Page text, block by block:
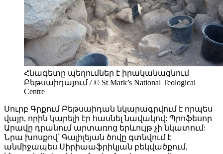
Հնագետը պեղումներ է իրականացնում
Բեթսաիդայում / © St Mark’s National Teological
Centre
Սուրբ Գրքում Բեթսաիդան նկարագրվում է որպես
վայր, որին կարելի էր հասնել նավակով: Պրոֆեսոր
Արավը դրանում արտառոց երևույթ չի նկատում:
Նրա խոսքով՝ Գալիլեյան ծովը գտնվում է
անմիջապես Սիրիաաֆրիկյան բեկվածքում,